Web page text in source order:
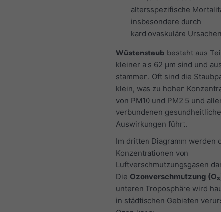
altersspezifische
insbesondere durch
kardiovaskuläre
Wüstenstaub besteht aus
kleiner als 62 μm sind und
stammen. Oft sind die
klein, was zu hohen
von PM10 und PM2,5 und
verbundenen
Auswirkungen führt.
Im dritten Diagramm werden
Konzentrationen von
Luftverschmutzungsgasen
Die Ozonverschmutzung
unteren Troposphäre wird
in städtischen Gebieten